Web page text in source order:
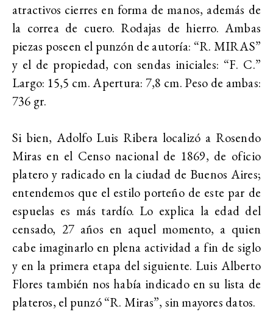
atractivos cierres en forma de manos, además de
la correa de cuero. Rodajas de hierro. Ambas
piezas poseen el punzón de autoría: “R. MIRAS”
y el de propiedad, con sendas iniciales: “F. C.”
Largo: 15,5 cm. Apertura: 7,8 cm. Peso de ambas:
736 gr.
Si bien, Adolfo Luis Ribera localizó a Rosendo
Miras en el Censo nacional de 1869, de oficio
platero y radicado en la ciudad de Buenos Aires;
entendemos que el estilo porteño de este par de
espuelas es más tardío. Lo explica la edad del
censado, 27 años en aquel momento, a quien
cabe imaginarlo en plena actividad a fin de siglo
y en la primera etapa del siguiente. Luis Alberto
Flores también nos había indicado en su lista de
plateros, el punzó “R. Miras”, sin mayores datos.